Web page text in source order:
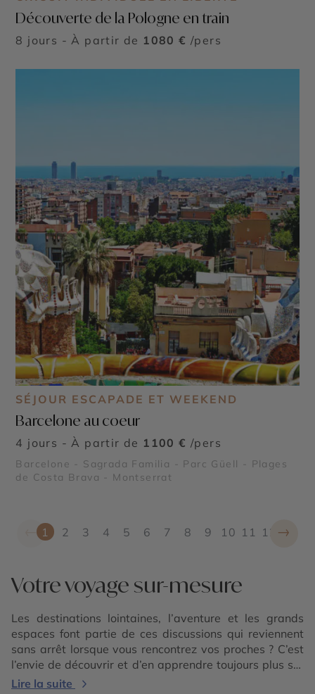
Découverte de la Pologne en train
8 jours - À partir de 1080 € /pers
SÉJOUR ESCAPADE ET WEEKEND
Barcelone au coeur
4 jours - À partir de 1100 € /pers
Barcelone - Sagrada Familia - Parc Güell - Plages
de Costa Brava - Montserrat
← 1 2 3 4 5 6 7 8 9 10 11 12 →
Votre voyage sur-mesure
Les destinations lointaines, l’aventure et les grands
espaces font partie de ces discussions qui reviennent
sans arrêt lorsque vous rencontrez vos proches ? C’est
l’envie de découvrir et d’en apprendre toujours plus sur
le monde qui vous entoure qui vous rassemblent ? Si
Lire la suite